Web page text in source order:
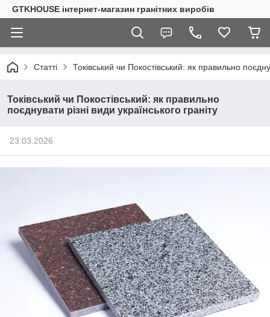
GTKHOUSE інтернет-магазин гранітних виробів
Статті Токівський чи Покостівський: як правильно
Токівський чи Покостівський: як правильно
поєднувати різні види українського граніту
23.03.2026